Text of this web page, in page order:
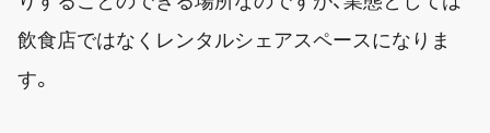
飲食店ではなくレンタルシェアスペースになりま
す。